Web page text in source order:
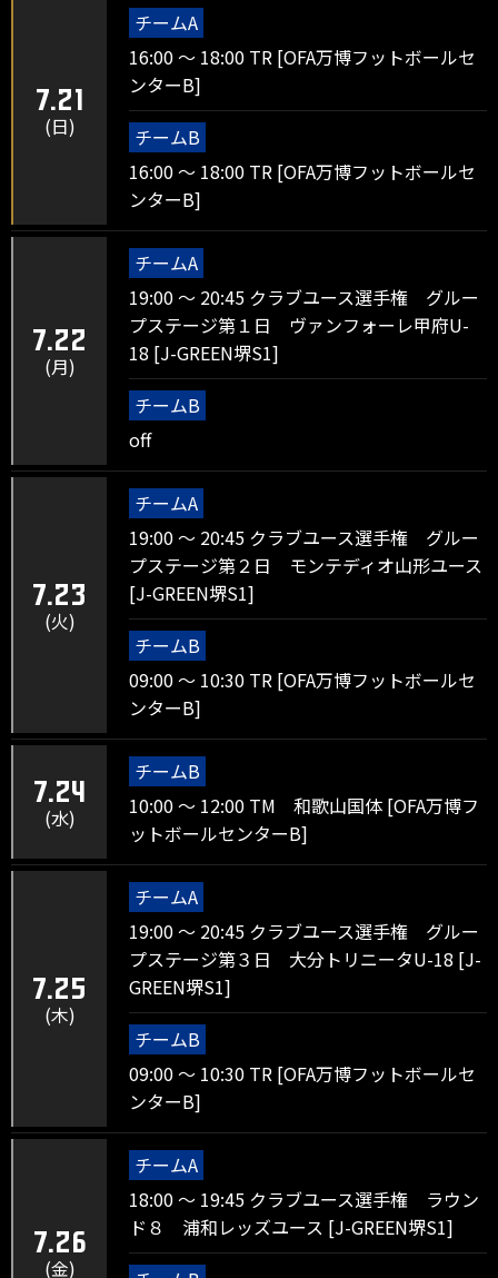
7.21
(日)
チームA
16:00 ～ 18:00 TR [OFA万博フットボールセ
ンターB]
チームB
16:00 ～ 18:00 TR [OFA万博フットボールセ
ンターB]
7.22
(月)
チームA
19:00 ～ 20:45 クラブユース選手権 グルー
プステージ第１日 ヴァンフォーレ甲府U-
18 [J-GREEN堺S1]
チームB
off
7.23
(火)
チームA
19:00 ～ 20:45 クラブユース選手権 グルー
プステージ第２日 モンテディオ山形ユース
[J-GREEN堺S1]
チームB
09:00 ～ 10:30 TR [OFA万博フットボールセ
ンターB]
7.24
(水)
チームB
10:00 ～ 12:00 TM 和歌山国体 [OFA万博フ
ットボールセンターB]
7.25
(木)
チームA
19:00 ～ 20:45 クラブユース選手権 グルー
プステージ第３日 大分トリニータU-18 [J-
GREEN堺S1]
チームB
09:00 ～ 10:30 TR [OFA万博フットボールセ
ンターB]
7.26
(金)
チームA
18:00 ～ 19:45 クラブユース選手権 ラウン
ド８ 浦和レッズユース [J-GREEN堺S1]